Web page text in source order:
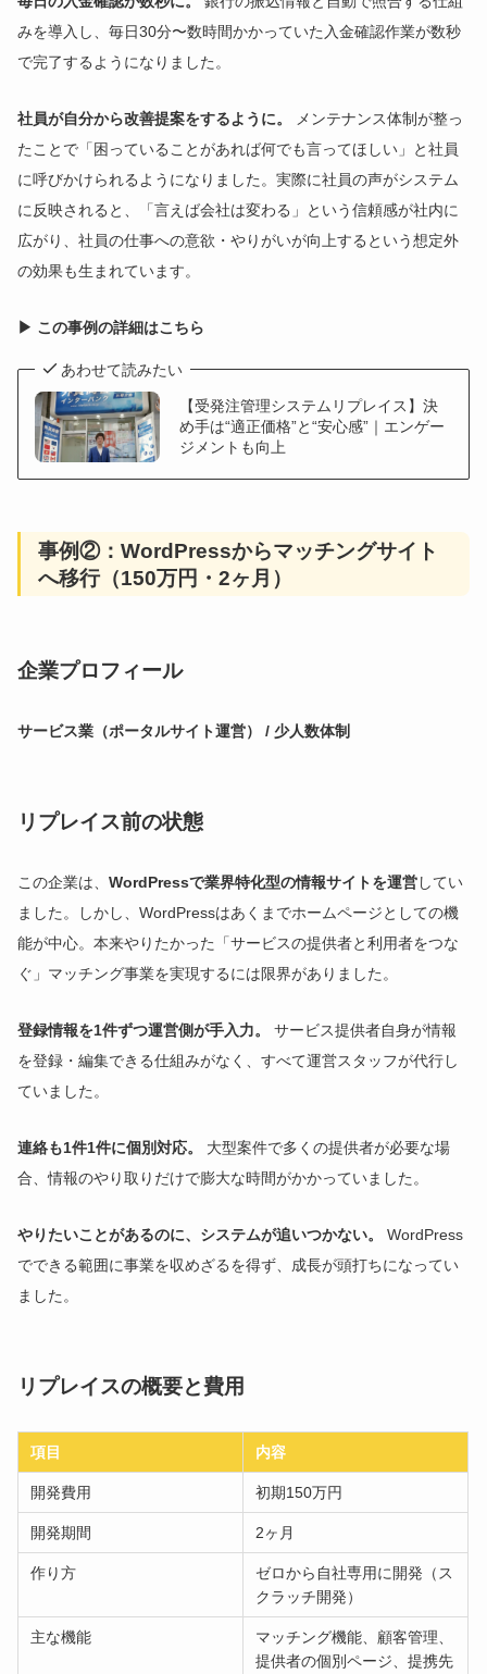
みを導入し、毎日30分〜数時間かかっていた入金確認作業が数秒
で完了するようになりました。
社員が自分から改善提案をするように。
メンテナンス体制が整っ
たことで「困っていることがあれば何でも言ってほしい」と社員
に呼びかけられるようになりました。実際に社員の声がシステム
に反映されると、「言えば会社は変わる」という信頼感が社内に
広がり、社員の仕事への意欲・やりがいが向上するという想定外
の効果も生まれています。
▶ この事例の詳細はこちら
あわせて読みたい
【受発注管理システムリプレイス】決
め手は“適正価格”と“安心感”｜エンゲー
ジメントも向上
事例②：WordPressからマッチングサイト
へ移行（150万円・2ヶ月）
企業プロフィール
サービス業（ポータルサイト運営） / 少人数体制
リプレイス前の状態
この企業は、WordPressで業界特化型の情報サイトを運営してい
ました。しかし、WordPressはあくまでホームページとしての機
能が中心。本来やりたかった「サービスの提供者と利用者をつな
ぐ」マッチング事業を実現するには限界がありました。
登録情報を1件ずつ運営側が手入力。
サービス提供者自身が情報
を登録・編集できる仕組みがなく、すべて運営スタッフが代行し
ていました。
連絡も1件1件に個別対応。
大型案件で多くの提供者が必要な場
合、情報のやり取りだけで膨大な時間がかかっていました。
やりたいことがあるのに、システムが追いつかない。
WordPress
でできる範囲に事業を収めざるを得ず、成長が頭打ちになってい
ました。
リプレイスの概要と費用
項目 内容
開発費用 初期150万円
開発期間 2ヶ月
作り方
ゼロから自社専用に開発（ス
クラッチ開発）
主な機能
マッチング機能、顧客管理、
提供者の個別ページ、提携先